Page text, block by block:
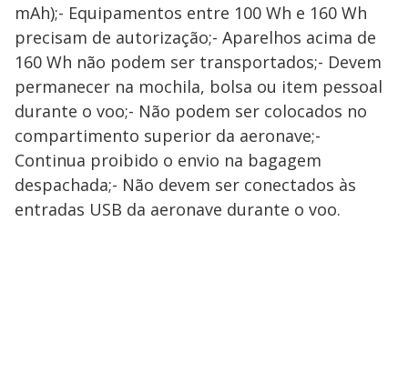
mAh);- Equipamentos entre 100 Wh e 160 Wh
precisam de autorização;- Aparelhos acima de
160 Wh não podem ser transportados;- Devem
permanecer na mochila, bolsa ou item pessoal
durante o voo;- Não podem ser colocados no
compartimento superior da aeronave;-
Continua proibido o envio na bagagem
despachada;- Não devem ser conectados às
entradas USB da aeronave durante o voo.